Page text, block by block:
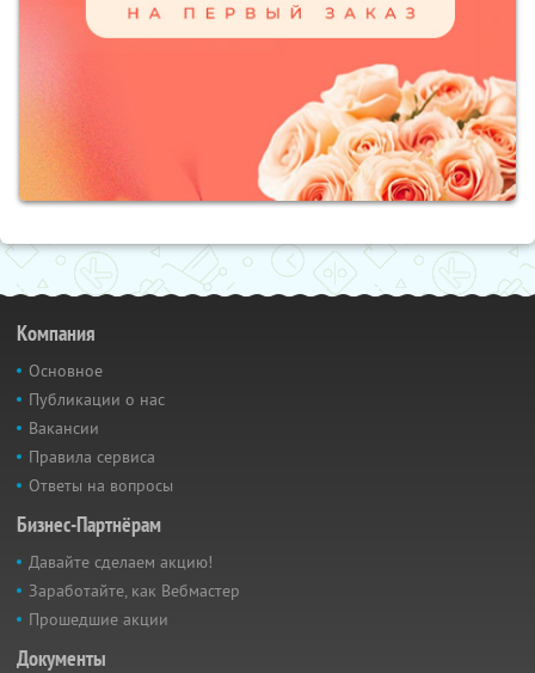
Компания
Основное
Публикации о нас
Вакансии
Правила сервиса
Ответы на вопросы
Бизнес-Партнёрам
Давайте сделаем акцию!
Заработайте, как Вебмастер
Прошедшие акции
Документы